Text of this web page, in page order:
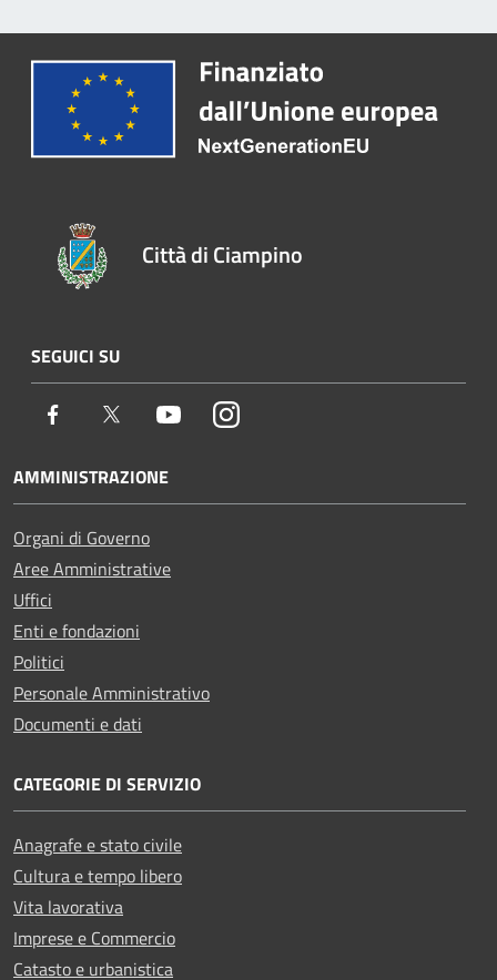
Città di Ciampino
SEGUICI SU
Facebook Twitter YoutubeInstagram
AMMINISTRAZIONE
Organi di Governo
Aree Amministrative
Uffici
Enti e fondazioni
Politici
Personale Amministrativo
Documenti e dati
CATEGORIE DI SERVIZIO
Anagrafe e stato civile
Cultura e tempo libero
Vita lavorativa
Imprese e Commercio
Catasto e urbanistica